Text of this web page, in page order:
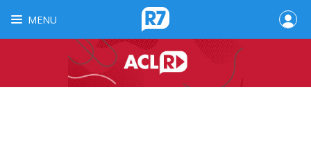
MENU